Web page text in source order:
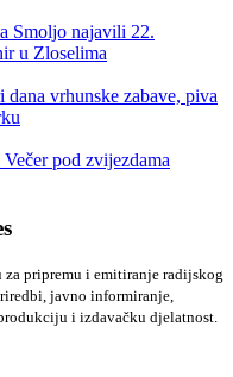
Smoljo najavili 22.
u Zloselima
vrhunske zabave, piva
pod zvijezdama
za pripremu i emitiranje radijskog
javno informiranje,
i izdavačku djelatnost.